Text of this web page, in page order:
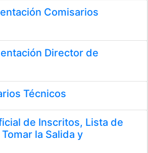
Comisarios
Director de
Técnicos
de Inscritos, Lista de
la Salida y